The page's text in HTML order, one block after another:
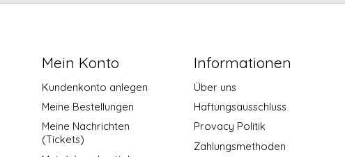
Mein Konto
Kundenkonto anlegen
Meine Bestellungen
Meine Nachrichten
(Tickets)
Informationen
Über uns
Haftungsausschluss
Provacy Politik
Zahlungsmethoden